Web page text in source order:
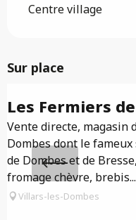
Centre village
Sur place
Les Fermiers de
Vente directe, magasin
Dombes dont le fameux
de Dombes et de
fromage chèvre, brebis...
Villars-les-Dombes